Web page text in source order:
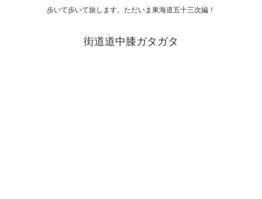
歩いて歩いて旅します。ただいま東海道五十三次編！
街道道中膝ガタガタ